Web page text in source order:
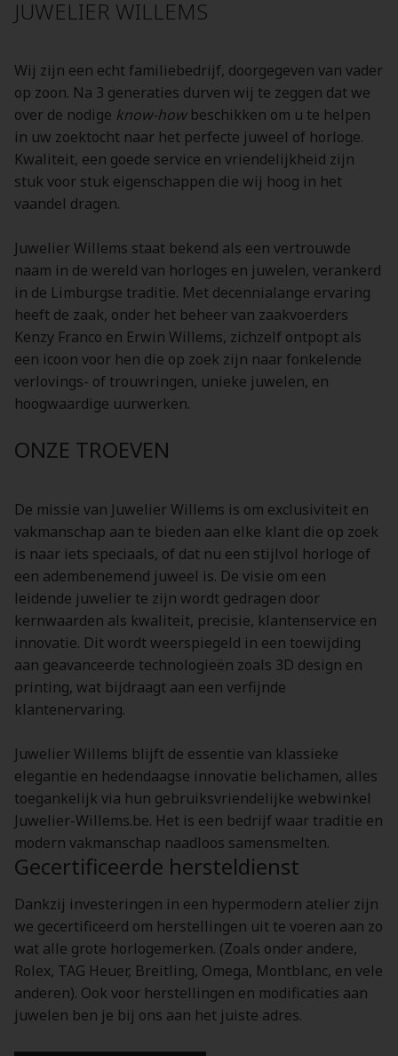
JUWELIER WILLEMS
Wij zijn een echt familiebedrijf, doorgegeven van vader
op zoon. Na 3 generaties durven wij te zeggen dat we
over de nodige know-howbeschikken om u te helpen
in uw zoektocht naar het perfecte juweel of horloge.
Kwaliteit, een goede service en vriendelijkheid zijn
stuk voor stuk eigenschappen die wij hoog in het
vaandel dragen.
Juwelier Willems staat bekend als een vertrouwde
naam in de wereld van horloges en juwelen, verankerd
in de Limburgse traditie. Met decennialange ervaring
heeft de zaak, onder het beheer van zaakvoerders
Kenzy Franco en Erwin Willems, zichzelf ontpopt als
een icoon voor hen die op zoek zijn naar fonkelende
verlovings- of trouwringen, unieke juwelen, en
hoogwaardige uurwerken.
ONZE TROEVEN
De missie van Juwelier Willems is om exclusiviteit en
vakmanschap aan te bieden aan elke klant die op zoek
is naar iets speciaals, of dat nu een stijlvol horloge of
een adembenemend juweel is. De visie om een
leidende juwelier te zijn wordt gedragen door
kernwaarden als kwaliteit, precisie, klantenservice en
innovatie. Dit wordt weerspiegeld in een toewijding
aan geavanceerde technologieën zoals 3D design en
printing, wat bijdraagt aan een verfijnde
klantenervaring.
Juwelier Willems blijft de essentie van klassieke
elegantie en hedendaagse innovatie belichamen, alles
toegankelijk via hun gebruiksvriendelijke webwinkel
Juwelier-Willems.be. Het is een bedrijf waar traditie en
modern vakmanschap naadloos samensmelten.
Gecertificeerde hersteldienst
Dankzij investeringen in een hypermodern atelier zijn
we gecertificeerd om herstellingen uit te voeren aan zo
wat alle grote horlogemerken. (Zoals onder andere,
Rolex, TAG Heuer, Breitling, Omega, Montblanc, en vele
anderen). Ook voor herstellingen en modificaties aan
juwelen ben je bij ons aan het juiste adres.